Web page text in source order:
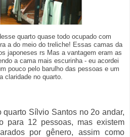
quarto quase todo ocupado com
a do meio do treliche! Essas camas da
japoneses rs Mas a vantagem eram as
a cama mais escurinha - eu acordei
pouco pelo barulho das pessoas e um
claridade no quarto.
quarto Sílvio Santos no 2o andar,
para 12 pessoas, mas existem
por gênero, assim como